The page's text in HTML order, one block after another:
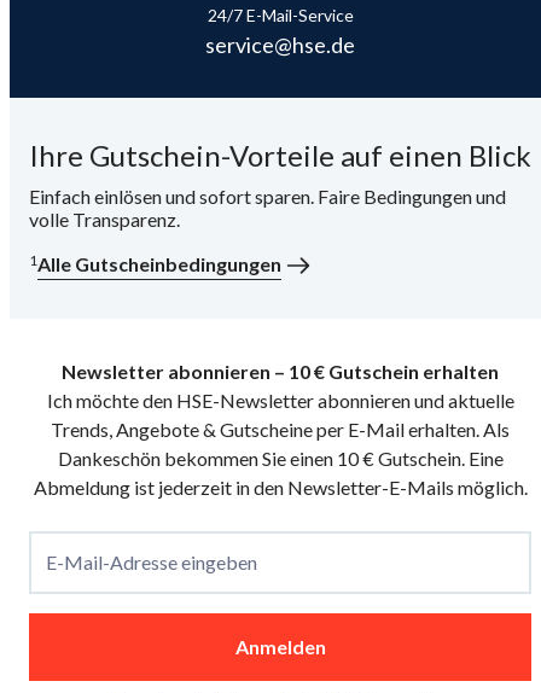
24/7 E-Mail-Service
service@hse.de
Ihre Gutschein-Vorteile auf einen Blick
Einfach einlösen und sofort sparen. Faire Bedingungen und
volle Transparenz.
1Alle Gutscheinbedingungen
Newsletter abonnieren – 10 € Gutschein erhalten
Ich möchte den HSE-Newsletter abonnieren und aktuelle
Trends, Angebote & Gutscheine per E-Mail erhalten. Als
Dankeschön bekommen Sie einen 10 € Gutschein. Eine
Abmeldung ist jederzeit in den Newsletter-E-Mails möglich.
E-Mail-Adresse eingeben
Anmelden